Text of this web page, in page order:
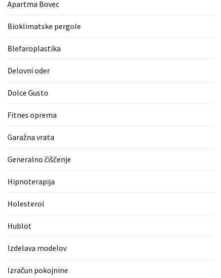
zame
blagovna
MOST
Varnost
na
(1)
Pergotende
pokojnine
Apartma Bovec
Bioklimatske pergole
Blefaroplastika
Delovni oder
Dolce Gusto
Fitnes oprema
Garažna vrata
Generalno čiščenje
Hipnoterapija
Holesterol
Hublot
Izdelava modelov
Izračun pokojnine